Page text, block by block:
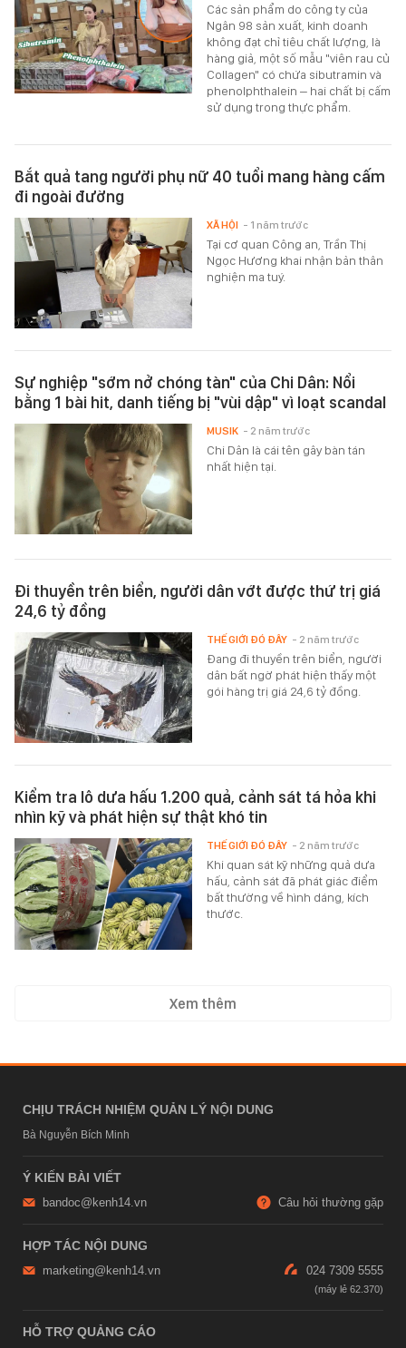
Các sản phẩm do công ty của
Ngân 98 sản xuất, kinh doanh
không đạt chỉ tiêu chất lượng, là
hàng giả, một số mẫu "viên rau củ
Collagen" có chứa sibutramin và
phenolphthalein – hai chất bị cấm
sử dụng trong thực phẩm.
Bắt quả tang người phụ nữ 40 tuổi mang hàng cấm
đi ngoài đường
Tại cơ quan Công an, Trần Thị
Ngọc Hương khai nhận bản thân
nghiện ma tuý.
XÃ HỘI - 1 năm trước
Sự nghiệp "sớm nở chóng tàn" của Chi Dân: Nổi
bằng 1 bài hit, danh tiếng bị "vùi dập" vì loạt scandal
Chi Dân là cái tên gây bàn tán
nhất hiện tại.
MUSIK - 2 năm trước
Đi thuyền trên biển, người dân vớt được thứ trị giá
24,6 tỷ đồng
Đang đi thuyền trên biển, người
dân bất ngờ phát hiện thấy một
gói hàng trị giá 24,6 tỷ đồng.
THẾ GIỚI ĐÓ ĐÂY - 2 năm trước
Kiểm tra lô dưa hấu 1.200 quả, cảnh sát tá hỏa khi
nhìn kỹ và phát hiện sự thật khó tin
Khi quan sát kỹ những quả dưa
hấu, cảnh sát đã phát giác điểm
bất thường về hình dáng, kích
thước.
THẾ GIỚI ĐÓ ĐÂY - 2 năm trước
Xem thêm
CHỊU TRÁCH NHIỆM QUẢN LÝ NỘI DUNG
Bà Nguyễn Bích Minh
Ý KIẾN BÀI VIẾT
bandoc@kenh14.vn Câu hỏi thường gặp
HỢP TÁC NỘI DUNG
marketing@kenh14.vn 024 7309 5555
HỖ TRỢ QUẢNG CÁO